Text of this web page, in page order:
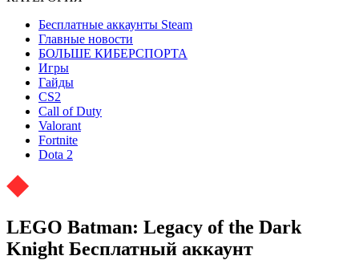
Бесплатные аккаунты Steam
Главные новости
БОЛЬШЕ КИБЕРСПОРТА
Игры
Гайды
CS2
Call of Duty
Valorant
Fortnite
Dota 2
LEGO Batman: Legacy of the Dark
Knight Бесплатный аккаунт